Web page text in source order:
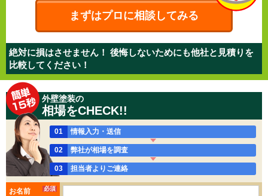
まずはプロに相談してみる
絶対に損はさせません！ 後悔しないためにも他社と見積りを
比較してください！
外壁塗装の
相場をCHECK!!
01 情報入力・送信
02 弊社が相場を調査
03 担当者よりご連絡
お名前 必須